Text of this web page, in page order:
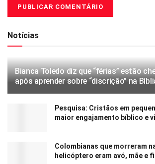
Notícias
Bianca Toledo diz que “férias” estão
após aprender sobre “discrição” na
Pesquisa: Cristãos em
maior engajamento bíblico e
Colombianas que morreram
helicóptero eram avó, mãe e